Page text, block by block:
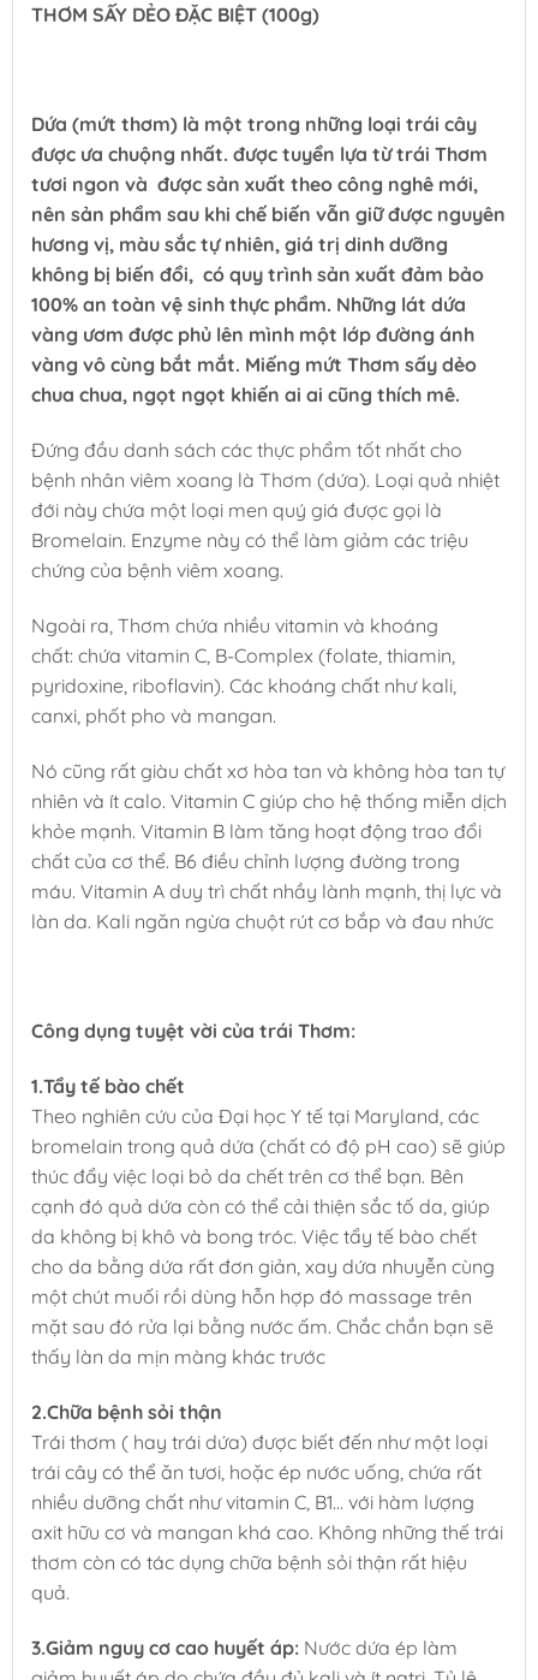
THƠM SẤY DẺO ĐẶC BIỆT (100g)
Dứa (mứt thơm) là một trong những loại trái cây
được ưa chuộng nhất. được tuyển lựa từ trái Thơm
tươi ngon và được sản xuất theo công nghê mới,
nên sản phẩm sau khi chế biến vẫn giữ được nguyên
hương vị, màu sắc tự nhiên, giá trị dinh dưỡng
không bị biến đổi, có quy trình sản xuất đảm bảo
100% an toàn vệ sinh thực phẩm. Những lát dứa
vàng ươm được phủ lên mình một lớp đường ánh
vàng vô cùng bắt mắt. Miếng mứt Thơm sấy dẻo
chua chua, ngọt ngọt khiến ai ai cũng thích mê.
Đứng đầu danh sách các thực phẩm tốt nhất cho
bệnh nhân viêm xoang là Thơm (dứa). Loại quả nhiệt
đới này chứa một loại men quý giá được gọi là
Bromelain. Enzyme này có thể làm giảm các triệu
chứng của bệnh viêm xoang.
Ngoài ra, Thơm chứa nhiều vitamin và khoáng
chất: chứa vitamin C, B-Complex (folate, thiamin,
pyridoxine, riboflavin). Các khoáng chất như kali,
canxi, phốt pho và mangan.
Nó cũng rất giàu chất xơ hòa tan và không hòa tan tự
nhiên và ít calo. Vitamin C giúp cho hệ thống miễn dịch
khỏe mạnh. Vitamin B làm tăng hoạt động trao đổi
chất của cơ thể. B6 điều chỉnh lượng đường trong
máu. Vitamin A duy trì chất nhầy lành mạnh, thị lực và
làn da. Kali ngăn ngừa chuột rút cơ bắp và đau nhức
Công dụng tuyệt vời của trái Thơm:
1.Tẩy tế bào chết
Theo nghiên cứu của Đại học Y tế tại Maryland, các
bromelain trong quả dứa (chất có độ pH cao) sẽ giúp
thúc đẩy việc loại bỏ da chết trên cơ thể bạn. Bên
cạnh đó quả dứa còn có thể cải thiện sắc tố da, giúp
da không bị khô và bong tróc. Việc tẩy tế bào chết
cho da bằng dứa rất đơn giản, xay dứa nhuyễn cùng
một chút muối rồi dùng hỗn hợp đó massage trên
mặt sau đó rửa lại bằng nước ấm. Chắc chắn bạn sẽ
thấy làn da mịn màng khác trước
2.Chữa bệnh sỏi thận
Trái thơm ( hay trái dứa) được biết đến như một loại
trái cây có thể ăn tươi, hoặc ép nước uống, chứa rất
nhiều dưỡng chất như vitamin C, B1… với hàm lượng
axit hữu cơ và mangan khá cao. Không những thế trái
thơm còn có tác dụng chữa bệnh sỏi thận rất hiệu
quả.
3.Giảm nguy cơ cao huyết áp: Nước dứa ép làm